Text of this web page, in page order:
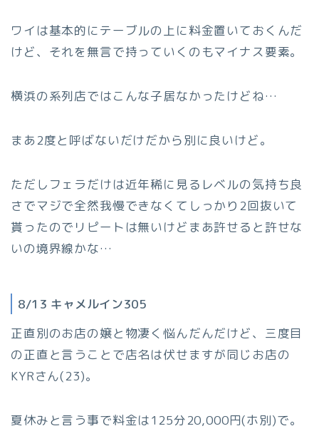
ワイは基本的にテーブルの上に料金置いておくんだ
けど、それを無言で持っていくのもマイナス要素。
横浜の系列店ではこんな子居なかったけどね…
まあ2度と呼ばないだけだから別に良いけど。
ただしフェラだけは近年稀に見るレベルの気持ち良
さでマジで全然我慢できなくてしっかり2回抜いて
貰ったのでリピートは無いけどまあ許せると許せな
いの境界線かな…
8/13 キャメルイン305
正直別のお店の嬢と物凄く悩んだんだけど、三度目
の正直と言うことで店名は伏せますが同じお店の
KYRさん(23)。
夏休みと言う事で料金は125分20,000円(ホ別)で。